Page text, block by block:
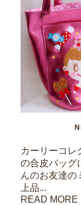
カーリーコレ
の合皮バッグ
んのお友達
上品...
READ MORE